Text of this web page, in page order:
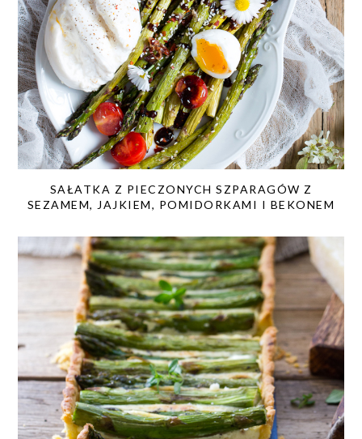
SAŁATKA Z PIECZONYCH SZPARAGÓW Z
SEZAMEM, JAJKIEM, POMIDORKAMI I BEKONEM